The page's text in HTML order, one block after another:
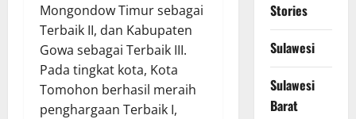
Mongondow Timur sebagai
Terbaik II, dan Kabupaten
Gowa sebagai Terbaik III.
Pada tingkat kota, Kota
Tomohon berhasil meraih
penghargaan Terbaik I,
Stories
Sulawesi
Sulawesi
Barat